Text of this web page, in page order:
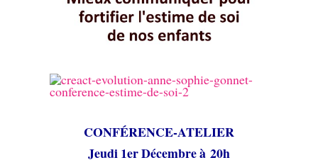
CONFÉRENCE-ATELIER
Jeudi 1er Décembre à 20h